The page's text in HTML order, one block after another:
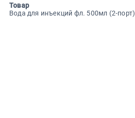
Товар
Вода для инъекций фл. 500мл (2-порт)